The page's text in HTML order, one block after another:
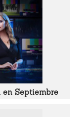
en Septiembre